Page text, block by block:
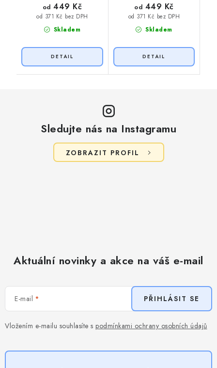
Skladem
od 371 Kč bez DPH
od 449 Kč
Skladem
od 371 Kč bez DPH
od 449 Kč
Sledujte nás na Instagramu
ZOBRAZIT PROFIL
Aktuální novinky a akce na váš e-mail
E-mail
Vložením e-mailu souhlasíte s podmínkami ochrany osobních údajů
PŘIHLÁSIT SE